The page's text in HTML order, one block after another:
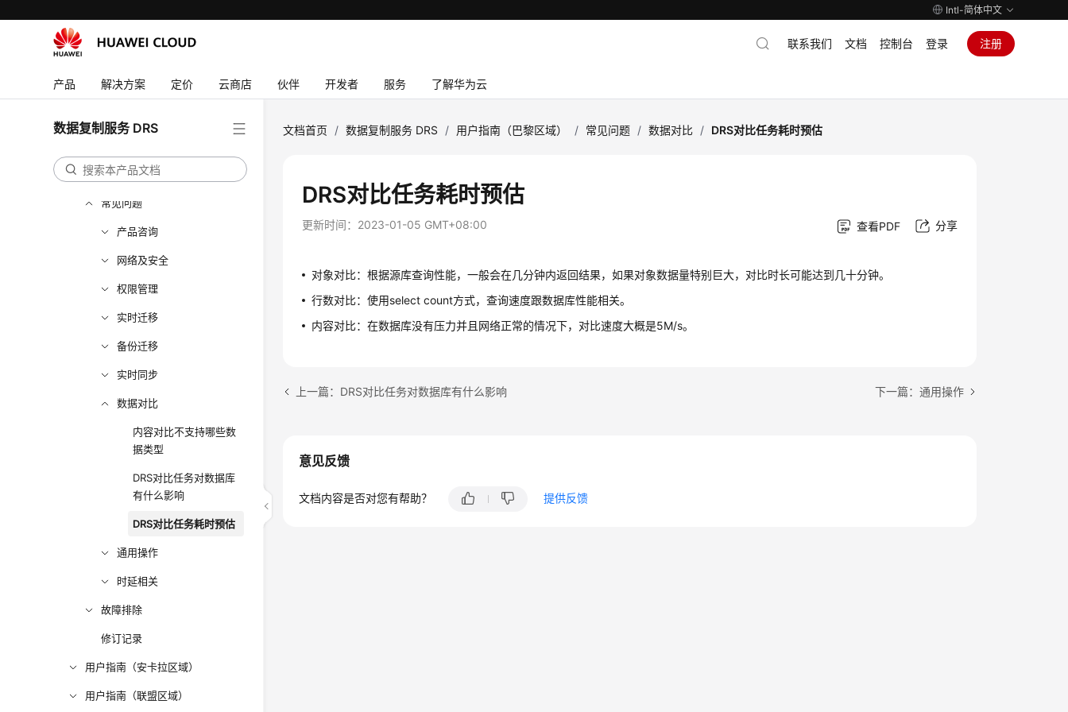
Intl-简体中文
产品 解决方案 定价 云商店 伙伴 开发者 服务 了解华为云
联系我们 文档 控制台 登录 注册
数据复制服务 DRS
产品介绍
实时同步
常见问题
产品咨询
网络及安全
权限管理
实时迁移
备份迁移
实时同步
数据对比
内容对比不支持哪些数
据类型
DRS对比任务对数据库
有什么影响
DRS对比任务耗时预估
通用操作
时延相关
故障排除
修订记录
用户指南（安卡拉区域）
用户指南（联盟区域）
文档首页 / 数据复制服务 DRS / 用户指南（巴黎区域） / 常见问题 / 数据对比 / DRS对比任务耗时预估
DRS对比任务耗时预估
更新时间： 2023-01-05 GMT+08:00 查看PDF 分享
对象对比：根据源库查询性能，一般会在几分钟内返回结果，如果对象数据量特别巨大，对比时长可能达到几十分钟。
行数对比：使用select count方式，查询速度跟数据库性能相关。
内容对比：在数据库没有压力并且网络正常的情况下，对比速度大概是5M/s。
上一篇：DRS对比任务对数据库有什么影响 下一篇：通用操作
意见反馈
文档内容是否对您有帮助？ 提供反馈